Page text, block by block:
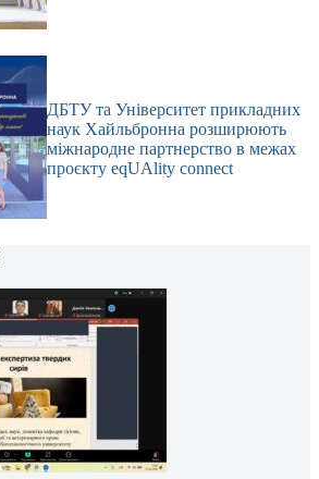
ДБТУ та Університет прикладних
наук Хайльбронна розширюють
міжнародне партнерство в межах
проєкту eqUAlity connect